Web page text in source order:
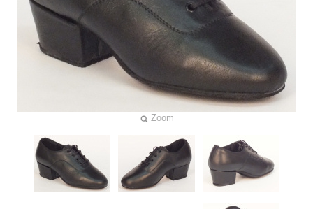
Zoom